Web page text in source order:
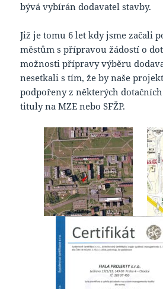
bývá vybírán dodavatel stavby.
Již je tomu 6 let kdy jsme začali
městům s přípravou žádostí o
možnosti přípravy výběru
nesetkali s tím, že by naše
podpořeny z některých
tituly na MZE nebo SFŽP.